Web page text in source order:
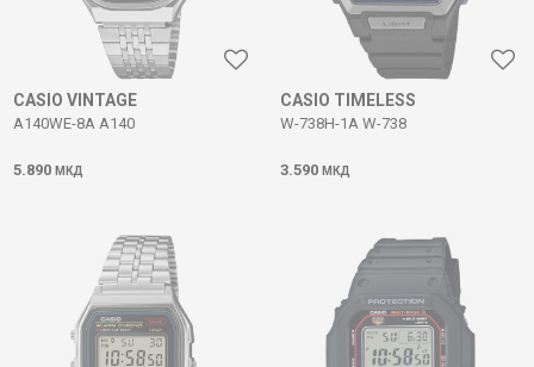
CASIO VINTAGE
A140WE-8A A140
5.890 МКД
CASIO TIMELESS
W-738H-1A W-738
3.590 МКД